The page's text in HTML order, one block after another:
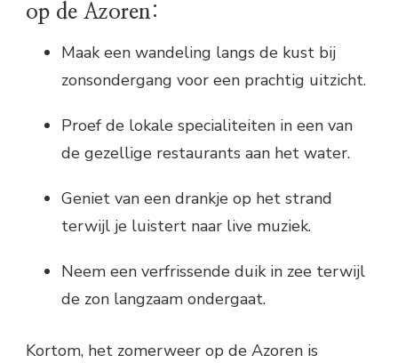
op de Azoren:
Maak een wandeling langs de kust bij
zonsondergang voor een prachtig uitzicht.
Proef de lokale specialiteiten in een van
de gezellige restaurants aan het water.
Geniet van een drankje op het strand
terwijl je luistert naar live muziek.
Neem een verfrissende duik in zee terwijl
de zon langzaam ondergaat.
Kortom, het zomerweer op de Azoren is